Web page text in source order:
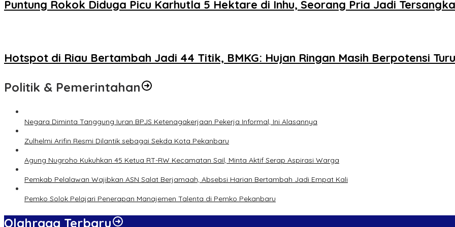
Puntung Rokok Diduga Picu Karhutla 5 Hektare di Inhu, Seorang Pria Jadi Tersangka
Hotspot di Riau Bertambah Jadi 44 Titik, BMKG: Hujan Ringan Masih Berpotensi
Politik & Pemerintahan
Negara Diminta Tanggung Iuran BPJS Ketenagakerjaan Pekerja Informal, Ini Alasannya
Zulhelmi Arifin Resmi Dilantik sebagai Sekda Kota Pekanbaru
Agung Nugroho Kukuhkan 45 Ketua RT-RW Kecamatan Sail, Minta Aktif Serap Aspirasi Warga
Pemkab Pelalawan Wajibkan ASN Salat Berjamaah, Absebsi Harian Bertambah Jadi Empat Kali
Pemko Solok Pelajari Penerapan Manajemen Talenta di Pemko Pekanbaru
Olahraga Terbaru